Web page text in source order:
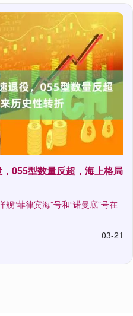
055型数量反超，海上格局
“菲律宾海”号和“诺曼底”号在
03-21